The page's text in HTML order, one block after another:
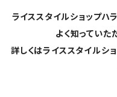
ライススタイルショップハ
よく知っていた
詳しくはライススタイルシ